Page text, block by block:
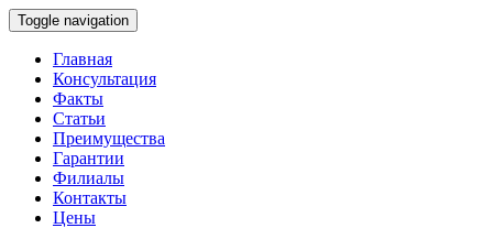
Toggle navigation
Главная
Консультация
Факты
Статьи
Преимущества
Гарантии
Филиалы
Контакты
Цены